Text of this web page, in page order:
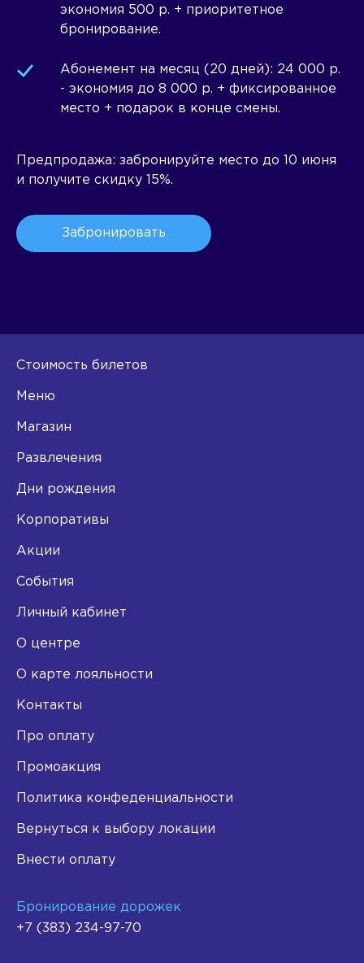
экономия 500 р. + приоритетное
бронирование.
Абонемент на месяц (20 дней): 24 000 р.
- экономия до 8 000 р. + фиксированное
место + подарок в конце смены.
Предпродажа: забронируйте место до 10 июня
и получите скидку 15%.
Забронировать
Стоимость билетов
Меню
Магазин
Развлечения
Дни рождения
Корпоративы
Акции
События
Личный кабинет
О центре
О карте лояльности
Контакты
Про оплату
Промоакция
Политика конфеденциальности
Вернуться к выбору локации
Внести оплату
Бронирование дорожек
+7 (383) 234-97-70